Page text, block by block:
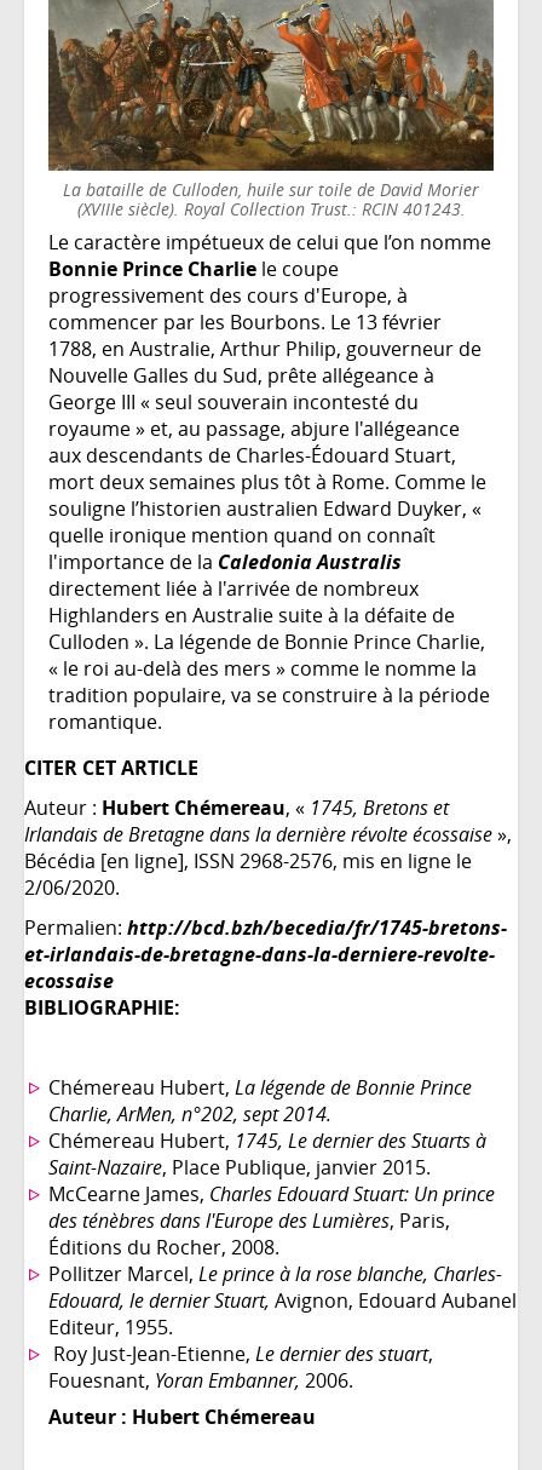
La bataille de Culloden, huile sur toile de David Morier
(XVIIIe siècle). Royal Collection Trust.: RCIN 401243.
Le caractère impétueux de celui que l’on nomme
Bonnie Prince Charlie le coupe
progressivement des cours d'Europe, à
commencer par les Bourbons. Le 13 février
1788, en Australie, Arthur Philip, gouverneur de
Nouvelle Galles du Sud, prête allégeance à
George III « seul souverain incontesté du
royaume » et, au passage, abjure l'allégeance
aux descendants de Charles-Édouard Stuart,
mort deux semaines plus tôt à Rome. Comme le
souligne l’historien australien Edward Duyker, «
quelle ironique mention quand on connaît
l'importance de la Caledonia Australis
directement liée à l'arrivée de nombreux
Highlanders en Australie suite à la défaite de
Culloden ». La légende de Bonnie Prince Charlie,
« le roi au-delà des mers » comme le nomme la
tradition populaire, va se construire à la période
romantique.
CITER CET ARTICLE
Auteur : Hubert Chémereau, « 1745, Bretons et
Irlandais de Bretagne dans la dernière révolte écossaise»,
Bécédia [en ligne], ISSN 2968-2576, mis en ligne le
2/06/2020.
Permalien: http://bcd.bzh/becedia/fr/1745-bretons-
et-irlandais-de-bretagne-dans-la-derniere-revolte-
ecossaise
BIBLIOGRAPHIE:
Chémereau Hubert, La légende de Bonnie Prince
Charlie, ArMen, n°202, sept 2014.
Chémereau Hubert, 1745, Le dernier des Stuarts à
Saint-Nazaire, Place Publique, janvier 2015.
McCearne James, Charles Edouard Stuart: Un prince
des ténèbres dans l'Europe des Lumières, Paris,
Éditions du Rocher, 2008.
Pollitzer Marcel, Le prince à la rose blanche, Charles-
Edouard, le dernier Stuart, Avignon, Edouard Aubanel
Editeur, 1955.
Roy Just-Jean-Etienne, Le dernier des stuart,
Fouesnant, Yoran Embanner, 2006.
Auteur : Hubert Chémereau